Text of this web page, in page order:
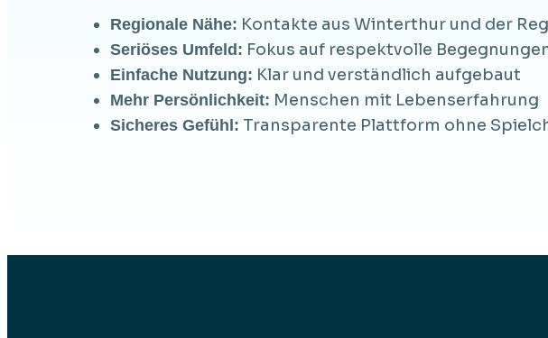
Regionale Nähe: Kontakte aus Winterthur und der
Seriöses Umfeld: Fokus auf respektvolle
Einfache Nutzung: Klar und verständlich aufgebaut
Mehr Persönlichkeit: Menschen mit Lebenserfahrung
Sicheres Gefühl: Transparente Plattform ohne